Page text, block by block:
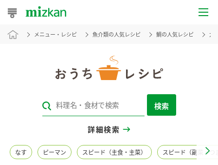
おうちレシピ
レシピカテゴリ一覧
レシピ名特集
メニュー・レシピ 魚介類の人気レシピ 鯛の人気レシピ 大
検索
詳細検索
なす ピーマン スピード（主食・主菜） スピード（副菜・つ